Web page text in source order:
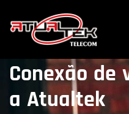
Conexão de
a Atualtek